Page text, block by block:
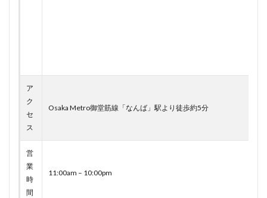
ア
ク
セ
ス
Osaka Metro御堂筋線「なんば」駅より徒歩約5分
営
業
時
間
11:00am – 10:00pm